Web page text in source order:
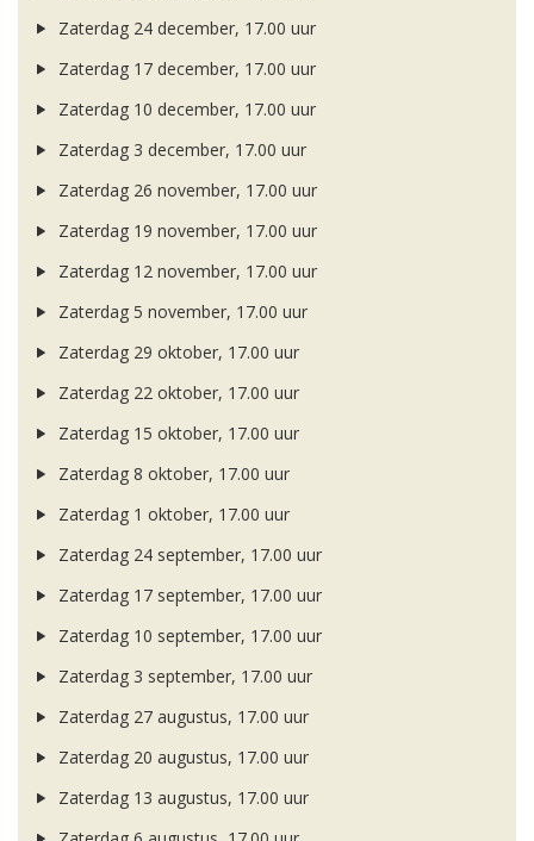
Zaterdag 24 december, 17.00 uur
Zaterdag 17 december, 17.00 uur
Zaterdag 10 december, 17.00 uur
Zaterdag 3 december, 17.00 uur
Zaterdag 26 november, 17.00 uur
Zaterdag 19 november, 17.00 uur
Zaterdag 12 november, 17.00 uur
Zaterdag 5 november, 17.00 uur
Zaterdag 29 oktober, 17.00 uur
Zaterdag 22 oktober, 17.00 uur
Zaterdag 15 oktober, 17.00 uur
Zaterdag 8 oktober, 17.00 uur
Zaterdag 1 oktober, 17.00 uur
Zaterdag 24 september, 17.00 uur
Zaterdag 17 september, 17.00 uur
Zaterdag 10 september, 17.00 uur
Zaterdag 3 september, 17.00 uur
Zaterdag 27 augustus, 17.00 uur
Zaterdag 20 augustus, 17.00 uur
Zaterdag 13 augustus, 17.00 uur